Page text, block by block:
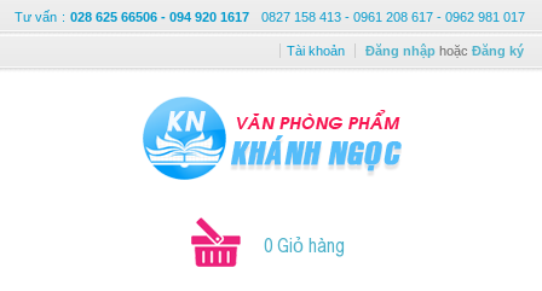
Tư vấn : 028 625 66506 - 094 920 1617 0827 158 413 - 0961 208 617 - 0962 981 017
Tài khoản Đăng nhập hoặc Đăng ký
0 Giỏ hàng